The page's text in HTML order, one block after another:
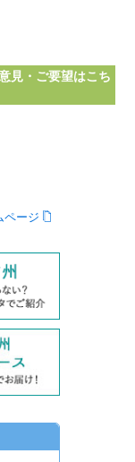
見・ご要望はこち
ページ